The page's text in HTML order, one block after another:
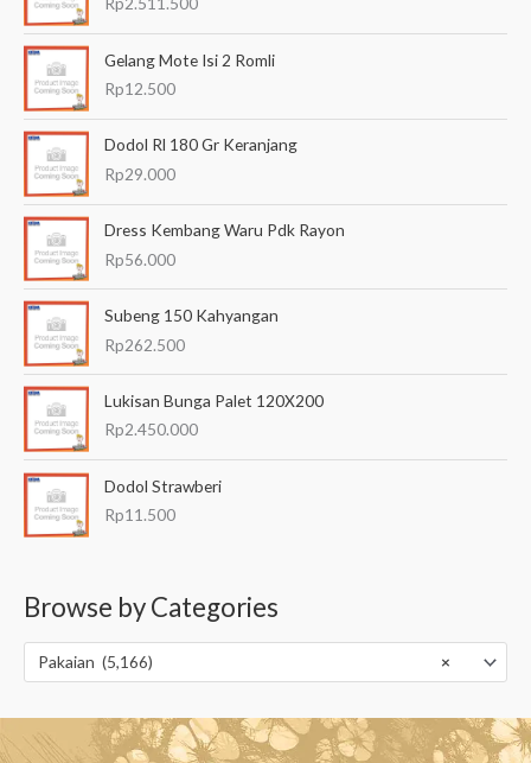
Gelang Mote Isi 2 Romli
Rp12.500
Dodol Rl 180 Gr Keranjang
Rp29.000
Dress Kembang Waru Pdk Rayon
Rp56.000
Subeng 150 Kahyangan
Rp262.500
Lukisan Bunga Palet 120X200
Rp2.450.000
Dodol Strawberi
Rp11.500
Browse by Categories
×
Pakaian (5,166)